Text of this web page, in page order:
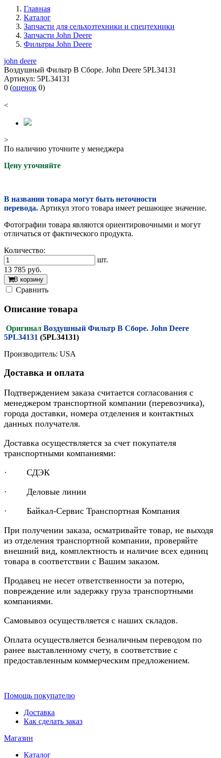
Главная
Каталог
Запчасти для сельхозтехники и спецтехники
Запчасти John Deere
Фильтры John Deere
john deere
Воздушный Фильтр В Сборе. John Deere 5PL34131
Артикул: 5PL34131
0 (оценок 0)
<
>
По наличию уточните у менеджера
Цену уточняйте
В названии товара могут быть неточности
перевода. Артикул этого товара имеет решающее значение.
Фотографии товара являются ориентировочными и могут
отличаться от фактического продукта.
Количество:
шт.
13 785 руб.
В корзину
Cравнить
Описание товара
Оригинал Воздушный Фильтр В Сборе. John Deere
5PL34131 (5PL34131)
Производитель: USA
Доставка и оплата
Подтверждением заказа считается согласования с
менеджером транспортной компании (перевозчика),
города доставки, номера отделения и контактных
данных получателя.
Доставка осуществляется за счет покупателя
транспортными компаниями:
· СДЭК
· Деловые линии
· Байкал-Сервис Транспортная Компания
При получении заказа, осматривайте товар, не выходя
из отделения транспортной компании, проверяйте
внешний вид, комплектность и наличие всех единиц
товара в соответствии с Вашим заказом.
Продавец не несет ответственности за потерю,
повреждение или задержку груза транспортными
компаниями.
Самовывоз осуществляется с наших складов.
Оплата осуществляется безналичным переводом по
ранее выставленному счету, в соответствие с
предоставленным коммерческим предложением.
Помощь покупателю
Доставка
Как сделать заказ
Магазин
Каталог